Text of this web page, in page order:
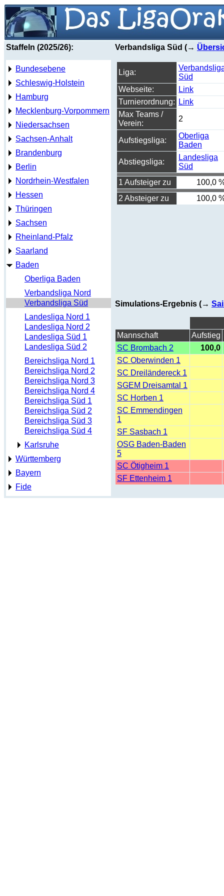
Staffeln (2025/26):
Bundesebene
Schleswig-Holstein
Hamburg
Mecklenburg-Vorpommern
Niedersachsen
Sachsen-Anhalt
Brandenburg
Berlin
Nordrhein-Westfalen
Hessen
Thüringen
Sachsen
Rheinland-Pfalz
Saarland
Baden
Oberliga Baden
Verbandsliga Nord
Verbandsliga Süd
Landesliga Nord 1
Landesliga Nord 2
Landesliga Süd 1
Landesliga Süd 2
Bereichsliga Nord 1
Bereichsliga Nord 2
Bereichsliga Nord 3
Bereichsliga Nord 4
Bereichsliga Süd 1
Bereichsliga Süd 2
Bereichsliga Süd 3
Bereichsliga Süd 4
Karlsruhe
Württemberg
Bayern
Fide
Verbandsliga Süd (→
Liga:
Süd
Webseite:
Link
Turnierordnung:
Link
Max Teams /
Verein:
2
Aufstiegsliga:
Oberliga
Baden
Abstiegsliga:
Landesliga
Süd
1 Aufsteiger zu
100,0
2 Absteiger zu
100,0
Simulations-Ergebnis (→
Mannschaft
Aufstieg
SC Brombach 2
100,0
SC Oberwinden 1
SC Dreiländereck 1
SGEM Dreisamtal 1
SC Horben 1
SC Emmendingen
1
SF Sasbach 1
OSG Baden-Baden
5
SC Ötigheim 1
SF Ettenheim 1